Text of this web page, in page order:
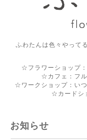
ふわたんは色々やって
☆フラワーショップ
☆カフェ：フ
☆ワークショップ：い
☆カードシ
お知らせ